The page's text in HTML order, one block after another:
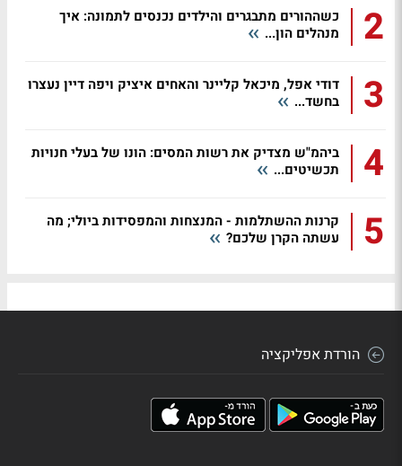
2
כשההורים מתבגרים והילדים נכנסים לתמונה: איך
מנהלים הון...
3
דודי אפל, מיכאל קליינר והאחים איציק ויפה דיין נעצרו
בחשד...
4
ביהמ"ש מצדיק את רשות המסים: הונו של בעלי חנויות
תכשיטים...
5
קרנות ההשתלמות - המנצחות והמפסידות ביולי; מה
עשתה הקרן שלכם?
הורדת אפליקציה